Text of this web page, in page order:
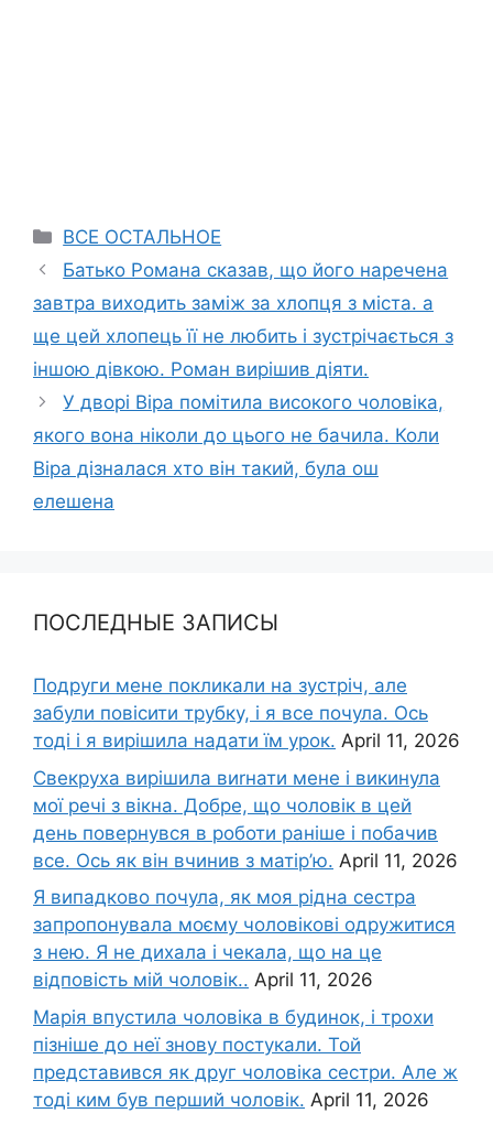
Categories
ВСЕ ОСТАЛЬНОЕ
Батько Романа сказав, що його наречена
завтра виходить заміж за хлопця з міста. а
ще цей хлопець її не любить і зустрічається з
іншою дівкою. Роман вирішив діяти.
У дворі Віра помітила високого чоловіка,
якого вона ніколи до цього не бачила. Коли
Віра дізналася хто він такий, була ош
елешена
ПОСЛЕДНЫЕ ЗАПИСЫ
Подруги мене покликали на зустріч, але
забули повісити трубку, і я все почула. Ось
тоді і я вирішила надати їм урок. April 11, 2026
Свекруха вирішила виrнати мене і викинула
мої речі з вікна. Добре, що чоловік в цей
день повернувся в роботи раніше і побачив
все. Ось як він вчинив з матір’ю. April 11, 2026
Я випадково почула, як моя рідна сестра
запропонувала моєму чоловікові одружитися
з нею. Я не дихала і чекала, що на це
відповість мій чоловік.. April 11, 2026
Марія впустила чоловіка в будинок, і трохи
пізніше до неї знову постукали. Той
представився як друг чоловіка сестри. Але ж
тоді ким був перший чоловік. April 11, 2026